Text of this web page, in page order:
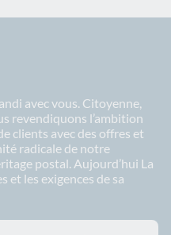
avec vous. Citoyenne,
revendiquons l’ambition
clients avec des offres et
radicale de notre
postal. Aujourd’hui La
et les exigences de sa